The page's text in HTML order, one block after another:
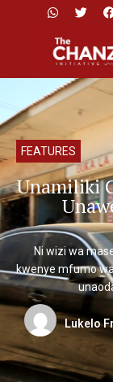
FEATURES
Unamiliki
Ni wizi wa
kwenye mfumo
Lukelo